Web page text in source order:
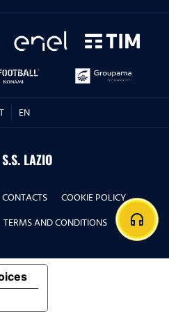
EN
S.S. LAZIO
CONTACTS
COOKIE POLICY
TERMS AND CONDITIONS headphones